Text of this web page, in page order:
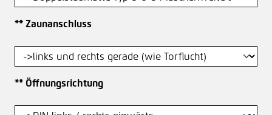
** Zaunanschlussauswählen
** Öffnungsrichtungauswählen